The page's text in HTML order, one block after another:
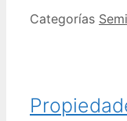
Categorías